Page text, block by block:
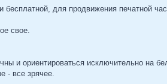
для продвижения печатной
свое.
и ориентироваться исключительно на
- все зрячее.